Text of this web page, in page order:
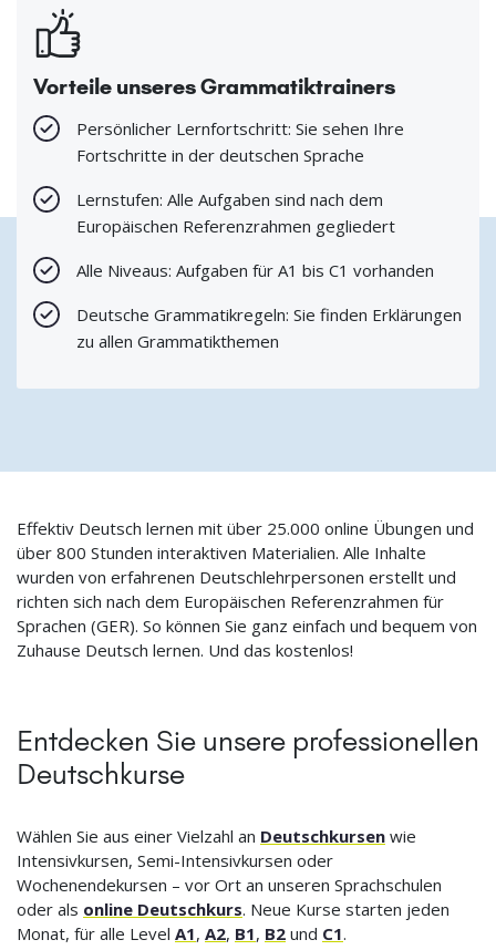
Vorteile unseres Grammatiktrainers
Persönlicher Lernfortschritt: Sie sehen Ihre
Fortschritte in der deutschen Sprache
Lernstufen: Alle Aufgaben sind nach dem
Europäischen Referenzrahmen gegliedert
Alle Niveaus: Aufgaben für A1 bis C1 vorhanden
Deutsche Grammatikregeln: Sie finden Erklärungen
zu allen Grammatikthemen
Effektiv Deutsch lernen mit über 25.000 online Übungen und
über 800 Stunden interaktiven Materialien. Alle Inhalte
wurden von erfahrenen Deutschlehrpersonen erstellt und
richten sich nach dem Europäischen Referenzrahmen für
Sprachen (GER). So können Sie ganz einfach und bequem von
Zuhause Deutsch lernen. Und das kostenlos!
Entdecken Sie unsere professionellen
Deutschkurse
Wählen Sie aus einer Vielzahl an Deutschkursen wie
Intensivkursen, Semi-Intensivkursen oder
Wochenendekursen – vor Ort an unseren Sprachschulen
oder als online Deutschkurs. Neue Kurse starten jeden
Monat, für alle Level A1, A2, B1, B2 und C1.